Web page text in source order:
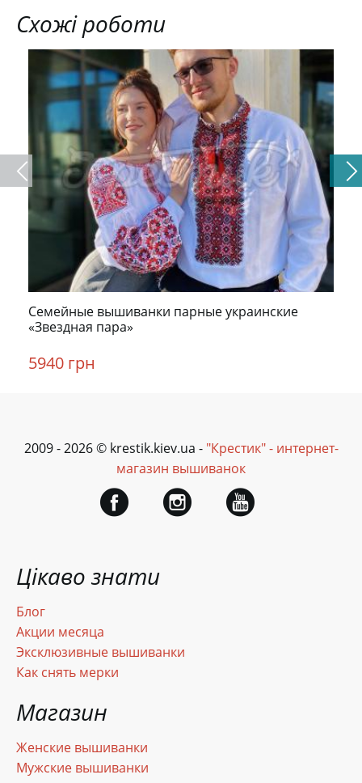
Схожі роботи
Семейные вышиванки парные украинские
«Звездная пара»
5940 грн
Цікаво знати
Блог
Акции месяца
Эксклюзивные вышиванки
Как снять мерки
Магазин
Женские вышиванки
Мужские вышиванки
2009 - 2026 © krestik.kiev.ua - "Крестик" - интернет-
магазин вышиванок